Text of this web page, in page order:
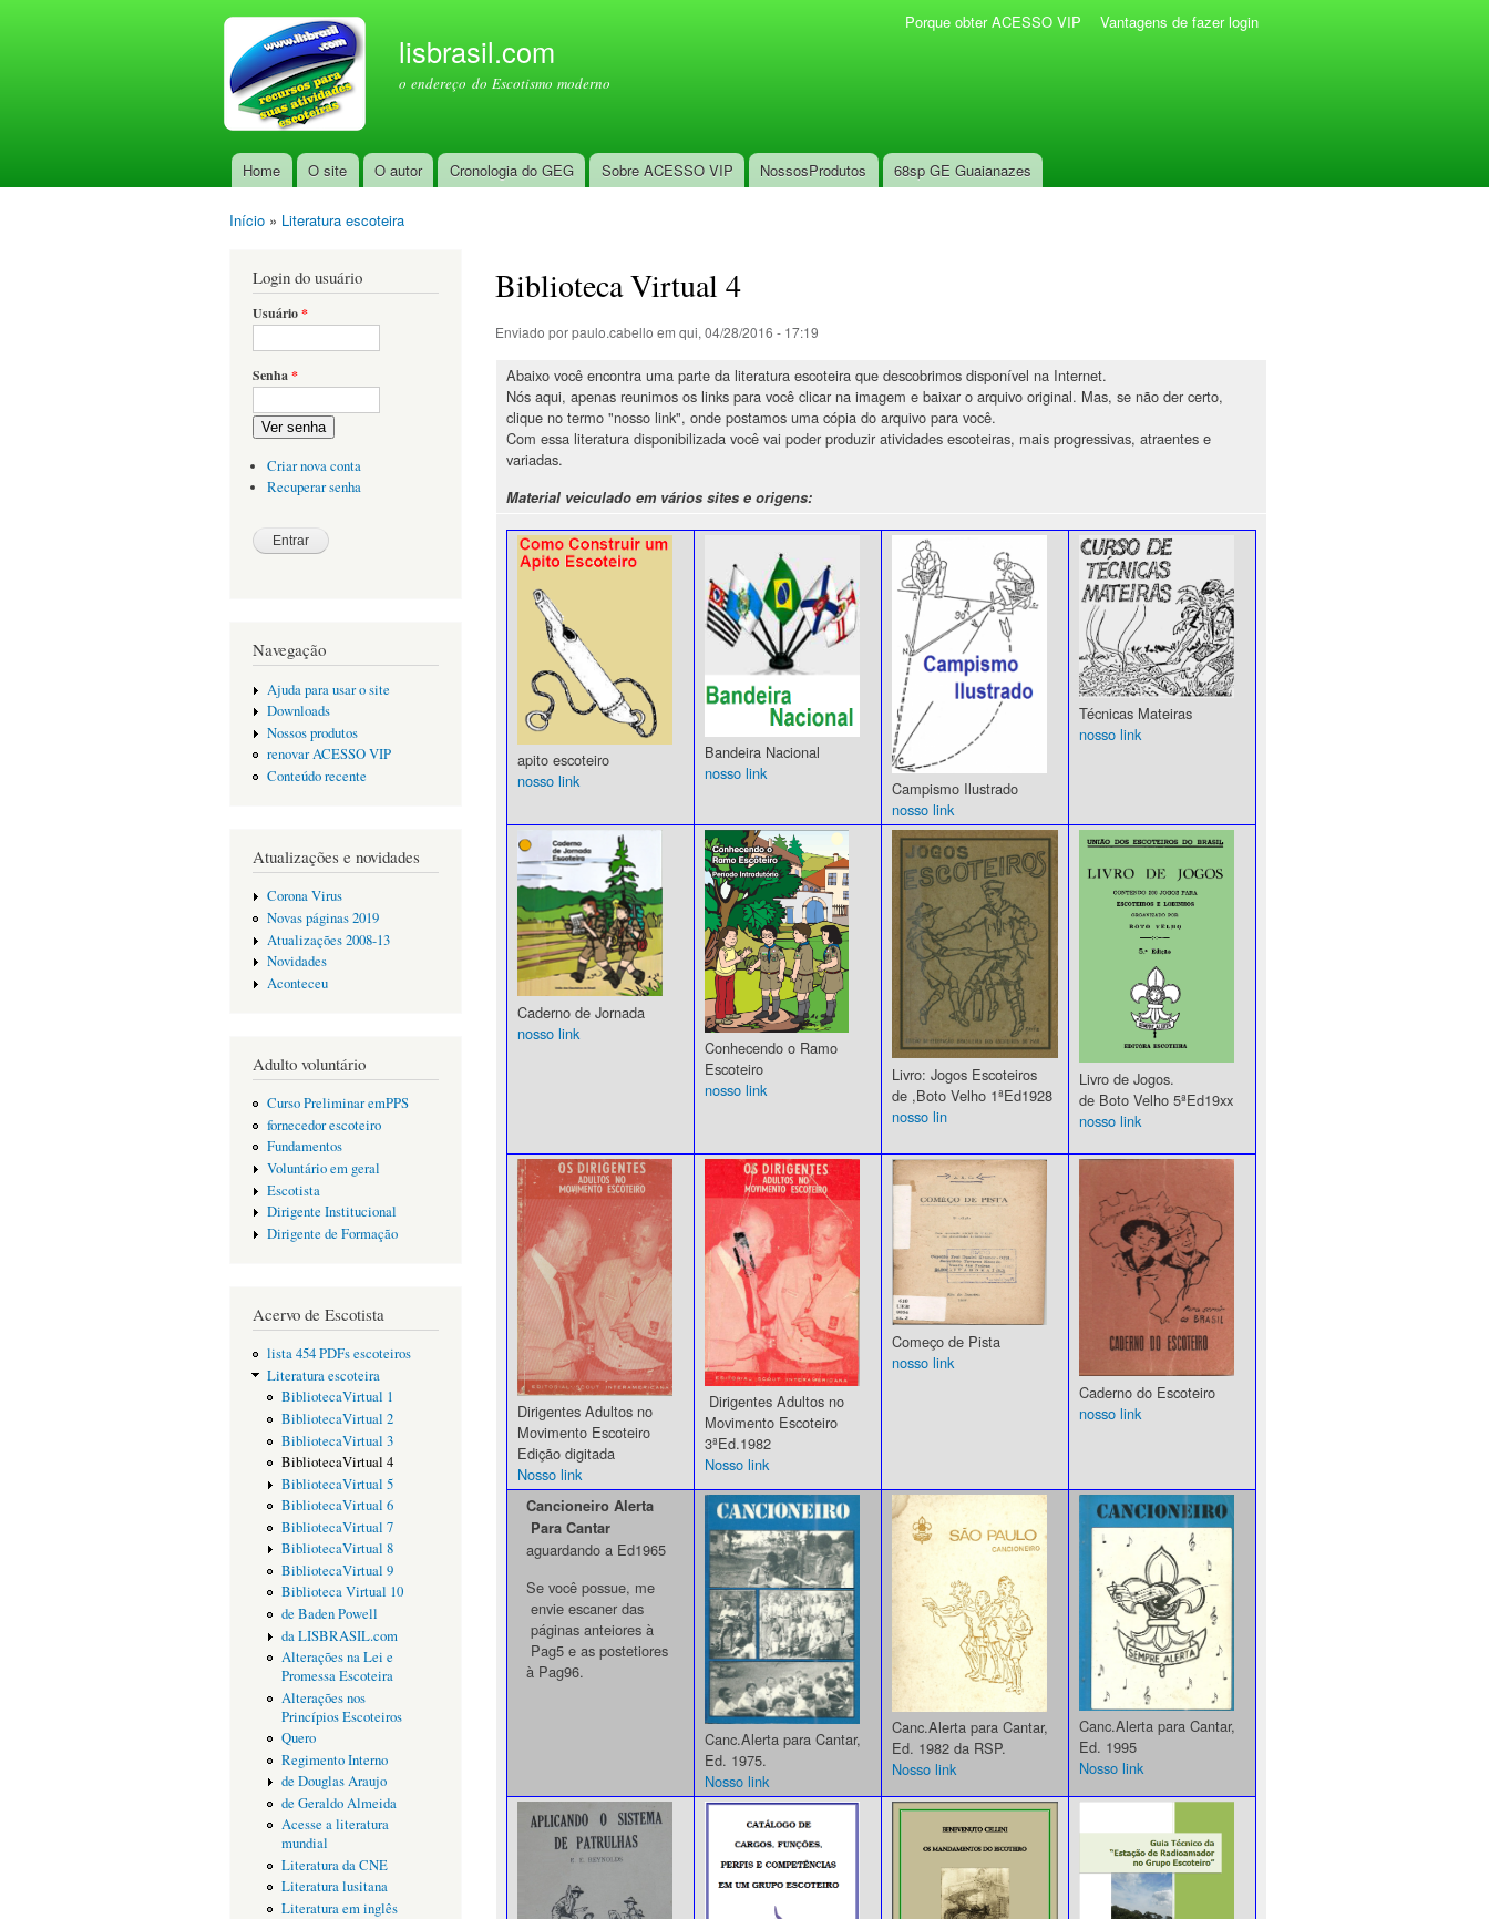
lisbrasil.com
o endereço do Escotismo moderno
Menu principal
Home O site O autor Cronologia do GEG Sobre ACESSO VIP NossosProdutos 68sp GE Guaianazes
Porque obter ACESSO VIP Vantagens de fazer login
Início » Literatura escoteira
Login do usuário
Usuário*
Senha*
Ver senha
Criar nova conta
Recuperar senha
Navegação
Ajuda para usar o site
Downloads
Nossos produtos
renovar ACESSO VIP
Conteúdo recente
Atualizações e novidades
Corona Virus
Novas páginas 2019
Atualizações 2008-13
Novidades
Aconteceu
Adulto voluntário
Curso Preliminar emPPS
fornecedor escoteiro
Fundamentos
Voluntário em geral
Escotista
Dirigente Institucional
Dirigente de Formação
Acervo de Escotista
lista 454 PDFs escoteiros
Literatura escoteira
BibliotecaVirtual 1
BibliotecaVirtual 2
BibliotecaVirtual 3
BibliotecaVirtual 4
BibliotecaVirtual 5
BibliotecaVirtual 6
BibliotecaVirtual 7
BibliotecaVirtual 8
BibliotecaVirtual 9
Biblioteca Virtual 10
de Baden Powell
da LISBRASIL.com
Alterações na Lei e
Promessa Escoteira
Alterações nos
Princípios Escoteiros
Quero
Regimento Interno
de Douglas Araujo
de Geraldo Almeida
Acesse a literatura
mundial
Literatura da CNE
Literatura lusitana
Literatura em inglês
Biblioteca Virtual 4
Enviado porpaulo.cabello em qui, 04/28/2016 - 17:19
Abaixo você encontra uma parte da literatura escoteira que descobrimos disponível na Internet.
Nós aqui, apenas reunimos os links para você clicar na imagem e baixar o arquivo original. Mas, se não der certo,
clique no termo "nosso link", onde postamos uma cópia do arquivo para você.
Com essa literatura disponibilizada você vai poder produzir atividades escoteiras, mais progressivas, atraentes e
variadas.
Material veiculado em vários sites e origens:
apito escoteiro
nosso link
Bandeira Nacional
nosso link
Campismo Ilustrado
nosso link
Técnicas Mateiras
nosso link
Caderno de Jornada
nosso link
Conhecendo o Ramo
Escoteiro
nosso link
Livro: Jogos Escoteiros
de ,Boto Velho 1ªEd1928
nosso lin
Livro de Jogos.
de Boto Velho 5ªEd19xx
nosso link
Dirigentes Adultos no
Movimento Escoteiro
Edição digitada
Nosso link
Dirigentes Adultos no
Movimento Escoteiro
3ªEd.1982
Nosso link
Começo de Pista
nosso link
Caderno do Escoteiro
nosso link
Cancioneiro Alerta
Para Cantar
aguardando a Ed1965
Se você possue, me
envie escaner das
páginas anteiores à
Pag5 e as postetiores
à Pag96.
Canc.Alerta para Cantar,
Ed. 1975.
Nosso link
Canc.Alerta para Cantar,
Ed. 1982 da RSP.
Nosso link
Canc.Alerta para Cantar,
Ed. 1995
Nosso link